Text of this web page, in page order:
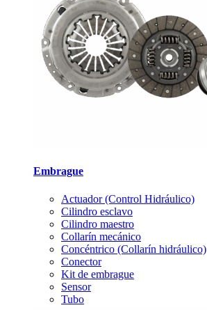
Embrague
Actuador (Control Hidráulico)
Cilindro esclavo
Cilindro maestro
Collarín mecánico
Concéntrico (Collarín hidráulico)
Conector
Kit de embrague
Sensor
Tubo